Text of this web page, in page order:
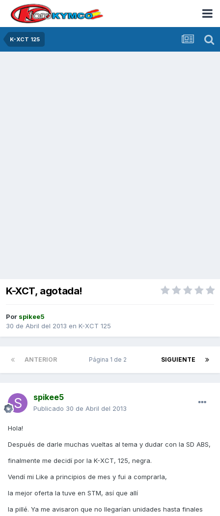
K-XCT 125
K-XCT, agotada!
Por spikee5
30 de Abril del 2013 en K-XCT 125
ANTERIOR SIGUIENTE
Página 1 de 2
spikee5
Publicado 30 de Abril del 2013
Hola!
Después de darle muchas vueltas al tema y dudar con la SD ABS,
finalmente me decidí por la K-XCT, 125, negra.
Vendí mi Like a principios de mes y fui a comprarla,
la mejor oferta la tuve en STM, así que allí
la pillé. Ya me avisaron que no llegarían unidades hasta finales